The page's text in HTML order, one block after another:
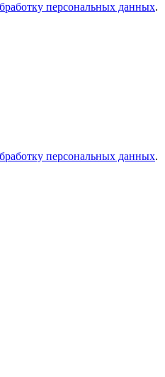
персональных данных.
персональных данных.